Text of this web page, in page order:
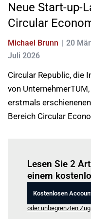
Neue Start-up-
Circular
Michael Brunn 20
Juli 2026
Circular Republic, die
von
erstmals
Bereich Circular
Lesen Sie 2
einem
Kostenlosen
oder unbegrenzten